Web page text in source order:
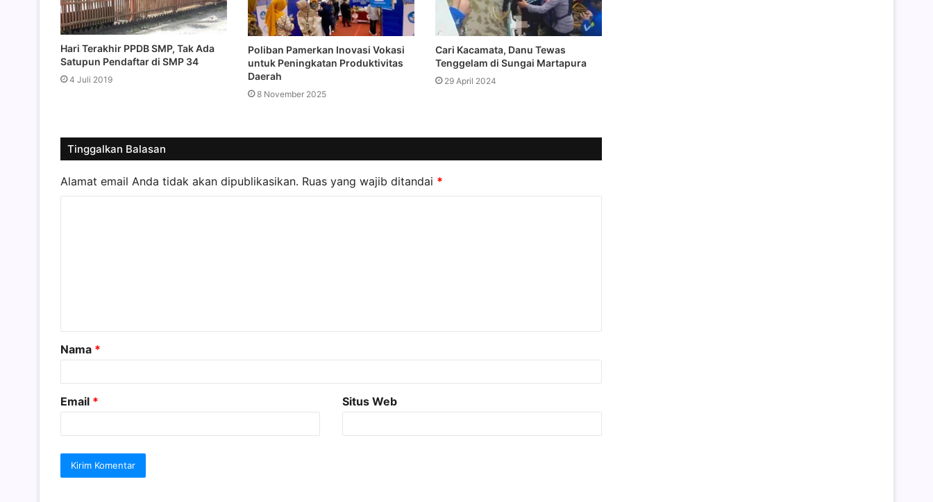
Hari Terakhir PPDB SMP, Tak Ada
Satupun Pendaftar di SMP 34
4 Juli 2019
Poliban Pamerkan Inovasi Vokasi
untuk Peningkatan Produktivitas
Daerah
8 November 2025
Cari Kacamata, Danu Tewas
Tenggelam di Sungai Martapura
29 April 2024
Tinggalkan Balasan
Alamat email Anda tidak akan dipublikasikan. Ruas yang wajib ditandai *
a
r
Nama *
Email * Situs Web